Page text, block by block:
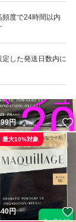
頻度で24時間以内
した発送日数内に
ね！
ね！
円
ね！
円
最大10%対象